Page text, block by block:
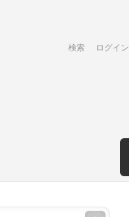
検索 ログイン